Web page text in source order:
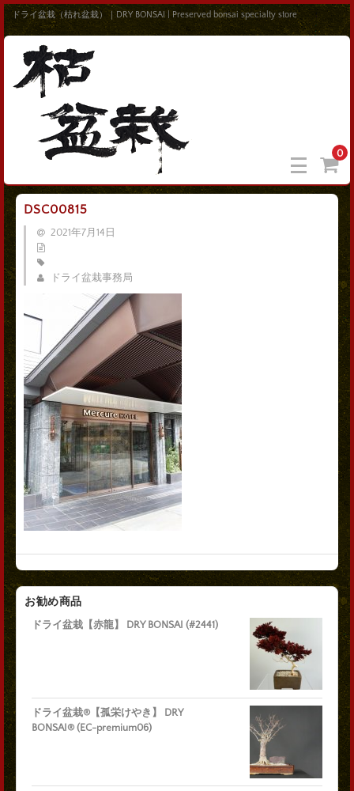
ドライ盆栽（枯れ盆栽）｜DRY BONSAI | Preserved bonsai specialty store
0
DSC00815
2021年7月14日
ドライ盆栽事務局
お勧め商品
ドライ盆栽【赤龍】 DRY BONSAI (#2441)
ドライ盆栽®【孤栄けやき】 DRY
BONSAI® (EC-premium06)